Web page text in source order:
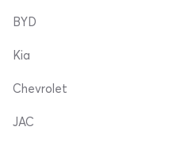
BYD
Kia
Chevrolet
JAC